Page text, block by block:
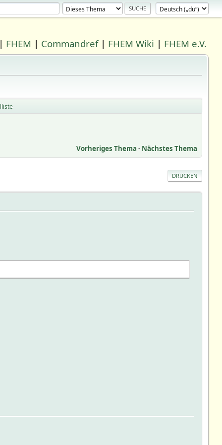
| FHEM | Commandref| FHEM Wiki | FHEM e.V.
Vorheriges Thema - Nächstes Thema
DRUCKEN